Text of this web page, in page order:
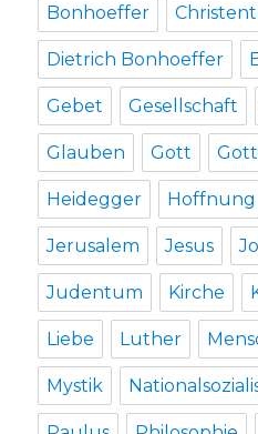
Bonhoeffer
Dietrich Bonhoeffer
Gebet Gesellschaft
Glauben Gott
Heidegger Hoffnung
Jerusalem Jesus
Judentum Kirche
Liebe Luther
Mystik